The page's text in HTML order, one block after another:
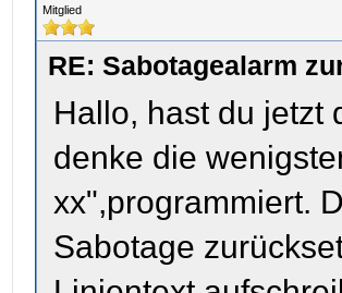
Mitglied
RE: Sabotagealarm
Hallo, hast du jetzt
denke die
xx",programmiert.
Sabotage